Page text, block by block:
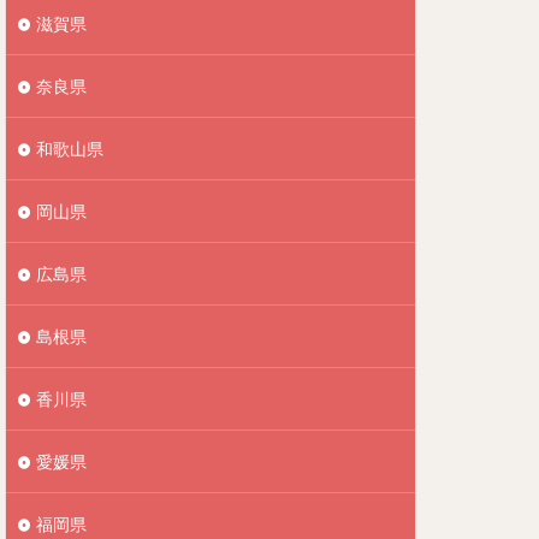
滋賀県
奈良県
和歌山県
岡山県
広島県
島根県
香川県
愛媛県
福岡県